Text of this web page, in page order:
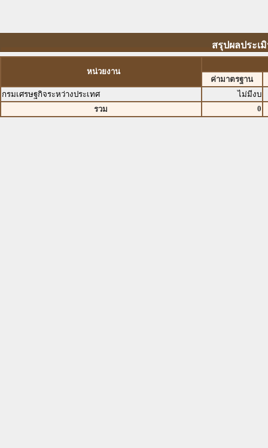
สรุปผลประเ
หน่วยงาน
ค่ามาตรฐาน
กรมเศรษฐกิจระหว่างประเทศ
ไม่มีงบ
รวม
0